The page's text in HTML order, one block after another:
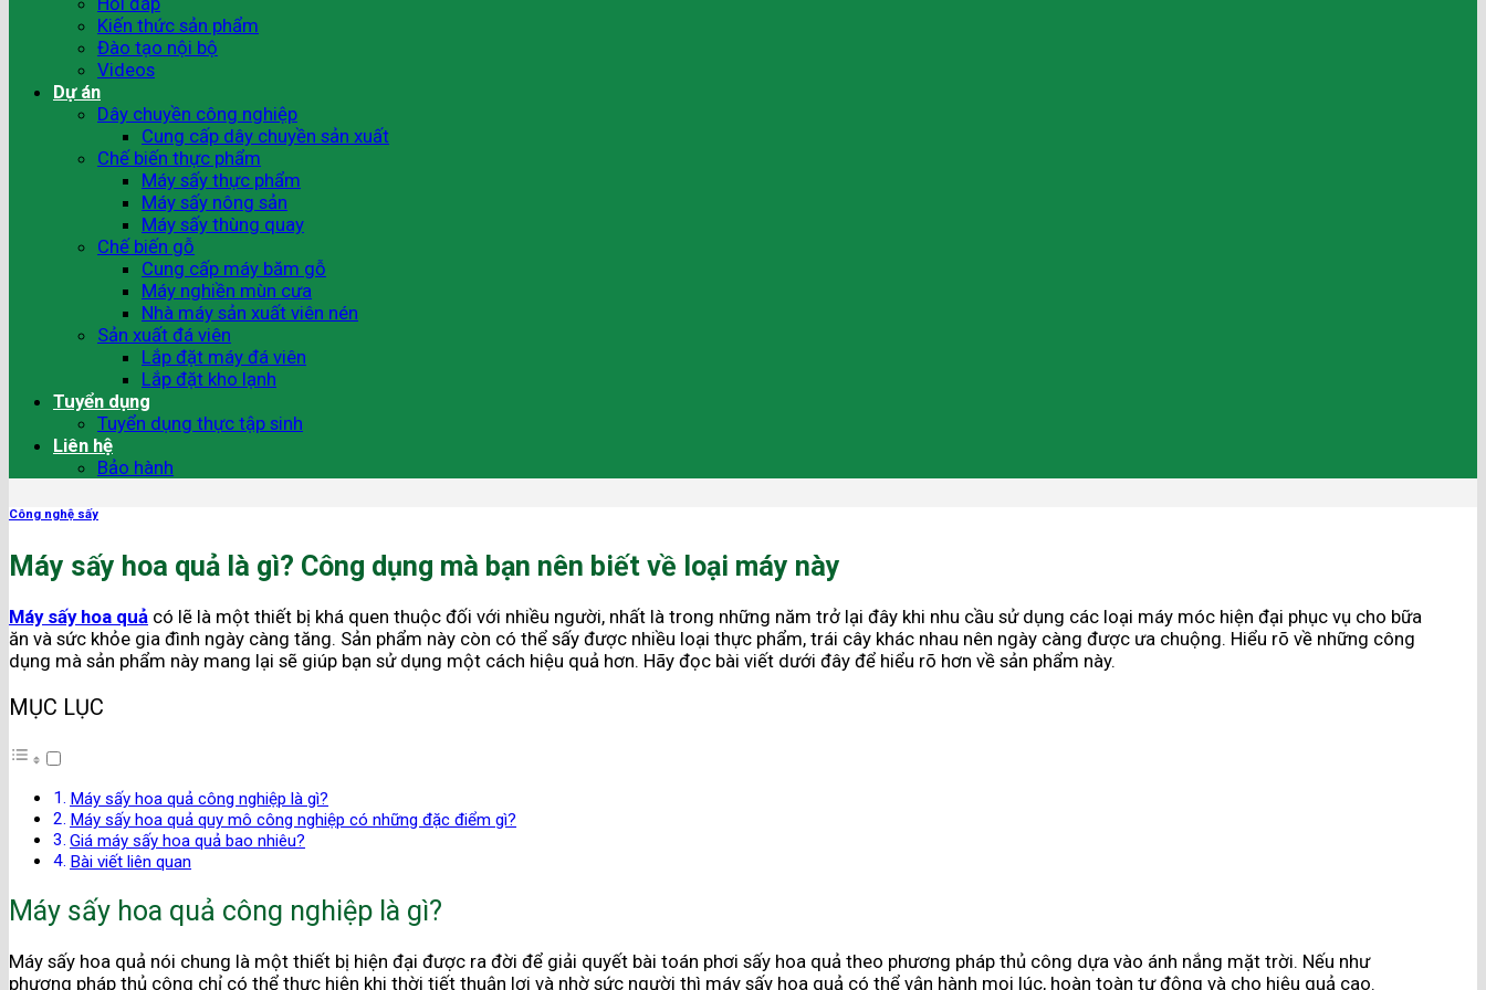
Kiến thức sản phẩm
Đào tạo nội bộ
Videos
Dự án
Dây chuyền công nghiệp
Cung cấp dây chuyền sản xuất
Chế biến thực phẩm
Máy sấy thực phẩm
Máy sấy nông sản
Máy sấy thùng quay
Chế biến gỗ
Cung cấp máy băm gỗ
Máy nghiền mùn cưa
Nhà máy sản xuất viên nén
Sản xuất đá viên
Lắp đặt máy đá viên
Lắp đặt kho lạnh
Tuyển dụng
Tuyển dụng thực tập sinh
Liên hệ
Bảo hành
Công nghệ sấy
Máy sấy hoa quả là gì? Công dụng mà bạn nên biết về loại máy này
Máy sấy hoa quả có lẽ là một thiết bị khá quen thuộc đối với nhiều người, nhất là trong những năm trở lại đây khi nhu cầu sử dụng các loại máy móc hiện đại phục vụ cho bữa
ăn và sức khỏe gia đình ngày càng tăng. Sản phẩm này còn có thể sấy được nhiều loại thực phẩm, trái cây khác nhau nên ngày càng được ưa chuộng. Hiểu rõ về những công
dụng mà sản phẩm này mang lại sẽ giúp bạn sử dụng một cách hiệu quả hơn. Hãy đọc bài viết dưới đây để hiểu rõ hơn về sản phẩm này.
MỤC LỤC
Máy sấy hoa quả công nghiệp là gì?
Máy sấy hoa quả quy mô công nghiệp có những đặc điểm gì?
Giá máy sấy hoa quả bao nhiêu?
Bài viết liên quan
Máy sấy hoa quả công nghiệp là gì?
Máy sấy hoa quả nói chung là một thiết bị hiện đại được ra đời để giải quyết bài toán phơi sấy hoa quả theo phương pháp thủ công dựa vào ánh nắng mặt trời. Nếu như
phương pháp thủ công chỉ có thể thực hiện khi thời tiết thuận lợi và nhờ sức người thì máy sấy hoa quả có thể vận hành mọi lúc, hoàn toàn tự động và cho hiệu quả cao.